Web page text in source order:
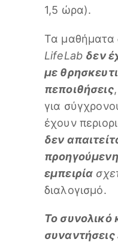
1,5 ώρα).
Τα μαθήματα
LifeLab δεν
με
πεποιθήσεις,
για
έχουν
δεν
προηγούμενη
εμπειρία
διαλογισμό.
Το συνολικό
συναντήσεις